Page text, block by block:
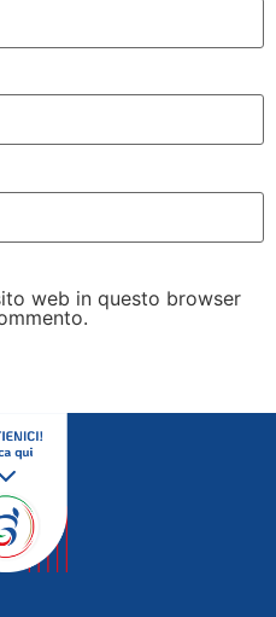
web in questo browser